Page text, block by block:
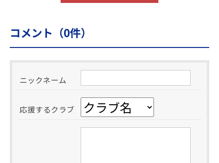
コメント（0件）
ニックネーム
応援するクラブ